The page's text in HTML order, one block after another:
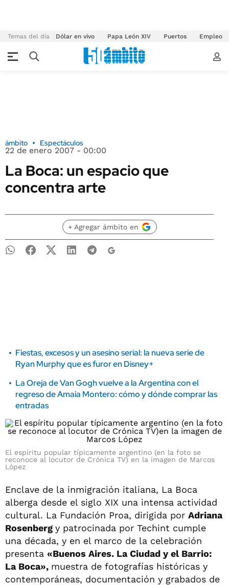
Temas del día Dólar en vivo Papa León XIV Puertos Empleo
ámbito Espectáculos
22 de enero 2007 - 00:00
La Boca: un espacio que
concentra arte
+ Agregar ámbito en
Fiestas, excesos y un asesino serial: la nueva serie de
Ryan Murphy que es furor en Disney+
La Oreja de Van Gogh vuelve a la Argentina con el
regreso de Amaia Montero: cómo y dónde comprar las
entradas
El espíritu popular típicamente argentino (en la foto se
reconoce al locutor de Crónica TV) en la imagen de Marcos
López
Enclave de la inmigración italiana, La Boca
alberga desde el siglo XIX una intensa actividad
cultural. La Fundación Proa, dirigida por Adriana
Rosenberg y patrocinada por Techint cumple
una década, y en el marco de la celebración
presenta «Buenos Aires. La Ciudad y el Barrio:
La Boca», muestra de fotografías históricas y
contemporáneas, documentación y grabados de